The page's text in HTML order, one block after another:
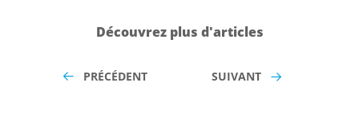
Découvrez plus d'articles
PRÉCÉDENT SUIVANT